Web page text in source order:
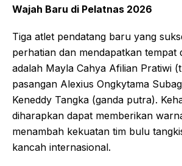
Wajah Baru di Pelatnas 2026
Tiga atlet pendatang baru yang
perhatian dan mendapatkan tempat
adalah Mayla Cahya Afilian Pratiwi
pasangan Alexius Ongkytama
Keneddy Tangka (ganda putra).
diharapkan dapat memberikan
menambah kekuatan tim bulu
kancah internasional.